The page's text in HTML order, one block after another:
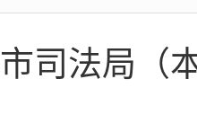
司法局（